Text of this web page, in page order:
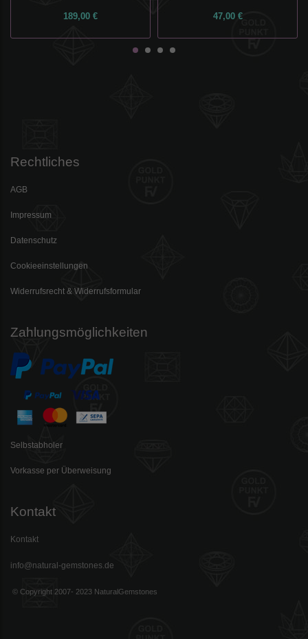
189,00 € 47,00 €
Rechtliches
AGB
Impressum
Datenschutz
Cookieeinstellungen
Widerrufsrecht & Widerrufsformular
Zahlungsmöglichkeiten
Selbstabholer
Vorkasse per Überweisung
Kontakt
Kontakt
info@natural-gemstones.de
© Copyright 2007- 2023 NaturalGemstones